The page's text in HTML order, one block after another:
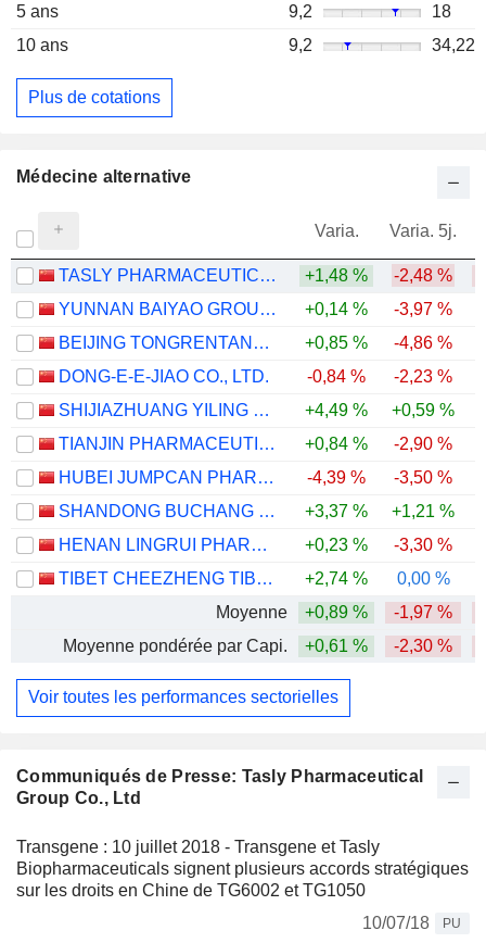
Communiqués de Presse: Tasly Pharmaceutical
Group Co., Ltd
Transgene : 10 juillet 2018 - Transgene et Tasly
Biopharmaceuticals signent plusieurs accords stratégiques
sur les droits en Chine de TG6002 et TG1050
10/07/18
PU
5 ans
9,2
18
10 ans
9,2 34,22
Plus de cotations
Médecine alternative
Varia. Varia. 5j.
TASLY PHARMACEUTICAL GROUP CO., LTD +1,48 % -2,48 %
YUNNAN BAIYAO GROUP CO.,LTD
+0,14 % -3,97 %
BEIJING TONGRENTANG CO., LTD
+0,85 % -4,86 %
DONG-E-E-JIAO CO., LTD.
-0,84 % -2,23 %
SHIJIAZHUANG YILING PHARMACEUTICAL CO., LTD.
+4,49 % +0,59 %
TIANJIN PHARMACEUTICAL DA REN TANG GROUP CORPORATION LIMITED
+0,84 % -2,90 %
HUBEI JUMPCAN PHARMACEUTICAL CO., LTD.
-4,39 % -3,50 %
SHANDONG BUCHANG PHARMACEUTICALS CO., LTD.
+3,37 % +1,21 %
HENAN LINGRUI PHARMACEUTICAL CO., LTD.
+0,23 % -3,30 %
TIBET CHEEZHENG TIBETAN MEDICINE CO., LTD.
+2,74 % 0,00 %
Moyenne
+0,89 % -1,97 %
Moyenne pondérée par Capi.
+0,61 % -2,30 %
Voir toutes les performances sectorielles